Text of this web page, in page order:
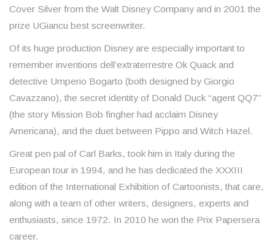
Cover Silver from the Walt Disney Company and in 2001 the
prize UGiancu best screenwriter.
Of its huge production Disney are especially important to
remember inventions dell’extraterrestre Ok Quack and
detective Umperio Bogarto (both designed by Giorgio
Cavazzano), the secret identity of Donald Duck “agent QQ7”
(the story Mission Bob fingher had acclaim Disney
Americana), and the duet between Pippo and Witch Hazel.
Great pen pal of Carl Barks, took him in Italy during the
European tour in 1994, and he has dedicated the XXXIII
edition of the International Exhibition of Cartoonists, that care,
along with a team of other writers, designers, experts and
enthusiasts, since 1972. In 2010 he won the Prix Papersera
career.